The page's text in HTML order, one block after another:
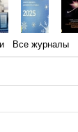
Все журналы